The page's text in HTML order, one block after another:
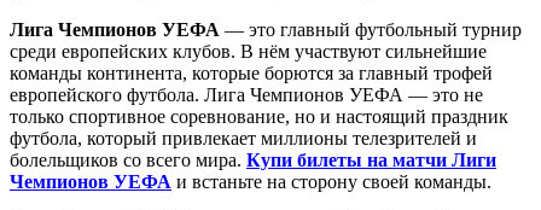
Лига Чемпионов УЕФА — это главный футбольный турнир
среди европейских клубов. В нём участвуют сильнейшие
команды континента, которые борются за главный трофей
европейского футбола. Лига Чемпионов УЕФА — это не
только спортивное соревнование, но и настоящий праздник
футбола, который привлекает миллионы телезрителей и
болельщиков со всего мира. Купи билеты на матчи Лиги
Чемпионов УЕФА и встаньте на сторону своей команды.